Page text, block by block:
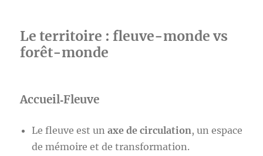
Le territoire : fleuve-monde vs
forêt-monde
Accueil‑Fleuve
Le fleuve est unaxe de circulation, un espace
de mémoire et de transformation.